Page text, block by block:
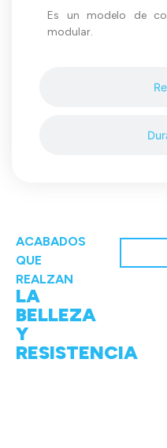
Es un modelo de
modular.
ACABADOS
QUE
REALZAN
LA
BELLEZA
Y
RESISTENCIA